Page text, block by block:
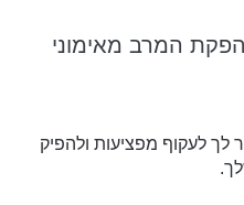
המרב מאימוני
לך לעקוף מפציעות ולהפיק